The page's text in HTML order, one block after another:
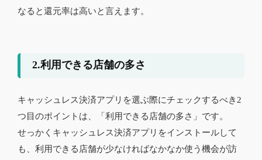
なると還元率は高いと言えます。
2.利用できる店舗の多さ
キャッシュレス決済アプリを選ぶ際にチェックするべき2
つ目のポイントは、「利用できる店舗の多さ」です。
せっかくキャッシュレス決済アプリをインストールして
も、利用できる店舗が少なければなかなか使う機会が訪